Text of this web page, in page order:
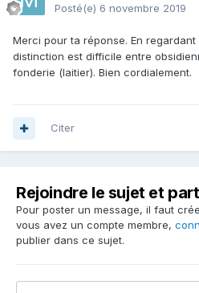
Posté(e) 6 novembre 2019
Merci pour ta réponse. En
distinction est difficile entre
fonderie (laitier). Bien cordialement.
Citer
Rejoindre le sujet et
Pour poster un message, il faut
vous avez un compte membre,
publier dans ce sujet.